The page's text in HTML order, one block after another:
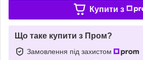
Купити з
Що таке купити з Пром?
Замовлення під захистом